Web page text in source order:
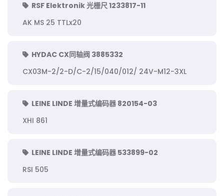
RSF Elektronik 光栅尺 1233817-11
AK MS 25 TTLx20
HYDAC CX同轴阀 3885332
CX03M-2/2-D/C-2/15/040/012/ 24V-M12-3XL
LEINE LINDE 增量式编码器 820154-03
XHI 861
LEINE LINDE 增量式编码器 533899-02
RSI 505